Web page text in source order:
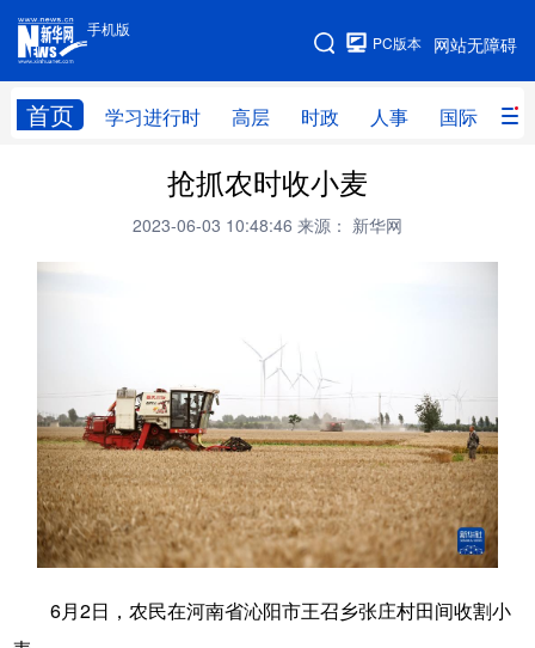
手机版
网站无障碍
PC版本
首页 学习进行时 高层 时政 人事 国际 财
手机版
网站地图
高层 时政
财经 网评
书画 健康
访谈 视频 图片 政务
法律 中央文件 金融 汽车
食品 人居 信息化 数字经济
抢抓农时收小麦
2023-06-03 10:48:46 来源： 新华网
6月2日，农民在河南省沁阳市王召乡张庄村田间收割小